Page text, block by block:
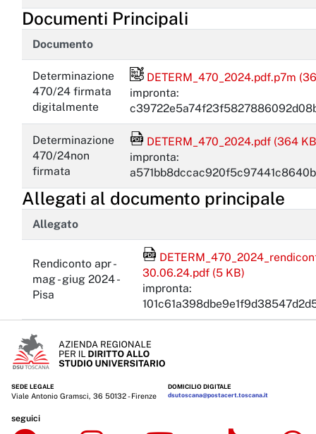
Documenti Principali
Documento
Determinazione
470/24 firmata
digitalmente
File firmato digitalmente
DETERM_470_2024.pdf.p7m
impronta:
Determinazione
470/24non
firmata
File Acrobat Reader
DETERM_470_2024.pdf (364
impronta:
Allegati al documento principale
Allegato
Rendiconto apr -
mag - giug 2024 -
Pisa
File Acrobat Reader
30.06.24.pdf (5 KB)
impronta:
SEDE LEGALE
Viale Antonio Gramsci, 36 50132 - Firenze
DOMICILIO DIGITALE
dsutoscana@postacert.toscana.it
seguici